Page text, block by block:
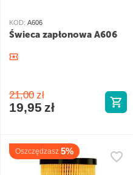
KOD: A606
Świeca zapłonowa A606
21,00 zł
19,95 zł
Oszczędzasz 5%